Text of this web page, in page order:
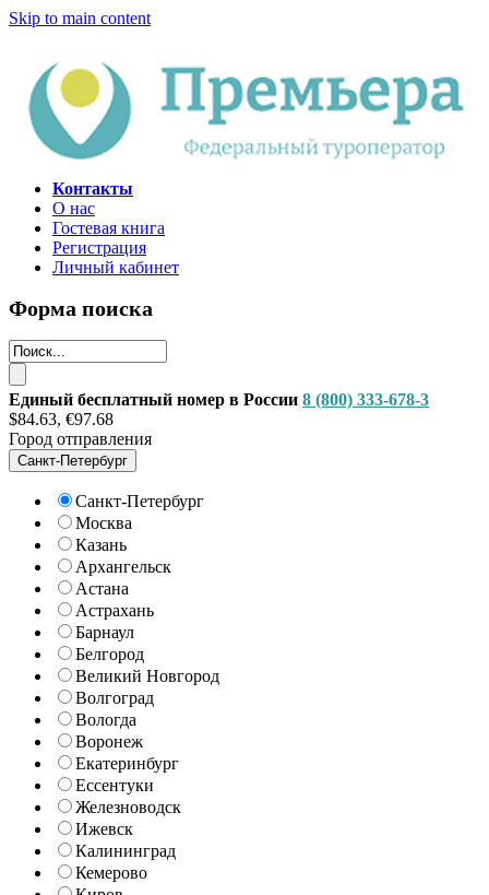
Skip to main content
Контакты
О нас
Гостевая книга
Регистрация
Личный кабинет
Форма поиска
Единый бесплатный номер в России 8 (800) 333-678-3
$84.63, €97.68
Город отправления
Санкт-Петербург
Санкт-Петербург
Москва
Казань
Архангельск
Астана
Астрахань
Барнаул
Белгород
Великий Новгород
Волгоград
Вологда
Воронеж
Екатеринбург
Ессентуки
Железноводск
Ижевск
Калининград
Кемерово